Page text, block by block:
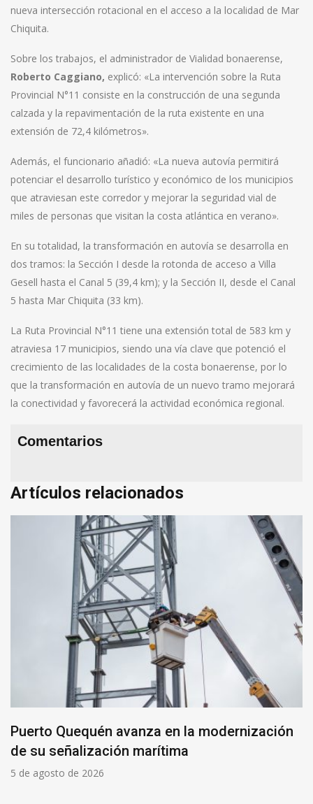
nueva intersección rotacional en el acceso a la localidad de Mar
Chiquita.
Sobre los trabajos, el administrador de Vialidad bonaerense,
Roberto Caggiano, explicó: «La intervención sobre la Ruta
Provincial N°11 consiste en la construcción de una segunda
calzada y la repavimentación de la ruta existente en una
extensión de 72,4 kilómetros».
Además, el funcionario añadió: «La nueva autovía permitirá
potenciar el desarrollo turístico y económico de los municipios
que atraviesan este corredor y mejorar la seguridad vial de
miles de personas que visitan la costa atlántica en verano».
En su totalidad, la transformación en autovía se desarrolla en
dos tramos: la Sección I desde la rotonda de acceso a Villa
Gesell hasta el Canal 5 (39,4 km); y la Sección II, desde el Canal
5 hasta Mar Chiquita (33 km).
La Ruta Provincial N°11 tiene una extensión total de 583 km y
atraviesa 17 municipios, siendo una vía clave que potenció el
crecimiento de las localidades de la costa bonaerense, por lo
que la transformación en autovía de un nuevo tramo mejorará
la conectividad y favorecerá la actividad económica regional.
Comentarios
Artículos relacionados
Puerto Quequén avanza en la modernización
de su señalización marítima
5 de agosto de 2026